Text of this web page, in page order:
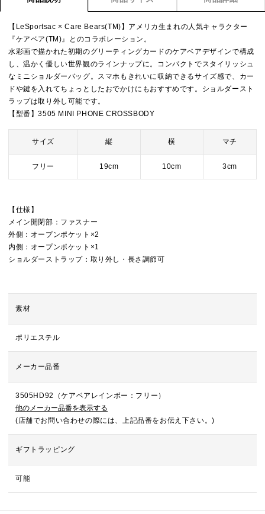
【LeSportsac × Care Bears(TM)】アメリカ生まれの人気キャラクター
『ケアベア(TM)』とのコラボレーション。
水彩画で描かれた初期のグリーティングカードのケアベアデザインで構成
し、温かく優しい世界観のラインナップに。コンパクトでスタイリッシュ
なミニショルダーバッグ。スマホもきれいに収納できるサイズ感で、カー
ドや鍵を入れてちょっとしたおでかけにもおすすめです。ショルダースト
ラップは取り外し可能です。
【型番】3505 MINI PHONE CROSSBODY
サイズ 縦 横 マチ
フリー 19cm 10cm 3cm
【仕様】
メイン開閉部：ファスナー
外側：オープンポケット×2
内側：オープンポケット×1
ショルダーストラップ：取り外し・長さ調節可
素材
ポリエステル
メーカー品番
3505HD92（ケアベアレインボー：フリー）
他のメーカー品番を表示する
(店舗でお問い合わせの際には、上記品番をお伝え下さい。)
ギフトラッピング
可能